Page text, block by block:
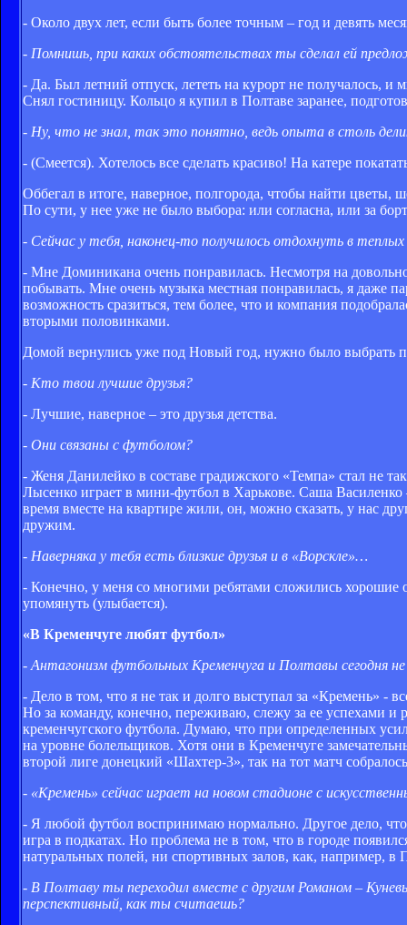
- Около двух лет, если быть более точным – год и девять
- Помнишь, при каких обстоятельствах ты сделал ей
- Да. Был летний отпуск, лететь на курорт не получалось, и
Снял гостиницу. Кольцо я купил в Полтаве заранее,
- Ну, что не знал, так это понятно, ведь опыта в столь
- (Смеется). Хотелось все сделать красиво! На катере
Оббегал в итоге, наверное, полгорода, чтобы найти цветы,
По сути, у нее уже не было выбора: или согласна, или за
- Сейчас у тебя, наконец-то получилось отдохнуть в
- Мне Доминикана очень понравилась. Несмотря на
побывать. Мне очень музыка местная понравилась, я даже
возможность сразиться, тем более, что и компания
вторыми половинками.
Домой вернулись уже под Новый год, нужно было выбрать
- Кто твои лучшие друзья?
- Лучшие, наверное – это друзья детства.
- Они связаны с футболом?
- Женя Данилейко в составе градижского «Темпа» стал не
Лысенко играет в мини-футбол в Харькове. Саша
время вместе на квартире жили, он, можно сказать, у нас
дружим.
- Наверняка у тебя есть близкие друзья и в «Ворскле»…
- Конечно, у меня со многими ребятами сложились хорошие
упомянуть (улыбается).
«В Кременчуге любят футбол»
- Антагонизм футбольных Кременчуга и Полтавы сегодня
- Дело в том, что я не так и долго выступал за «Кремень» -
Но за команду, конечно, переживаю, слежу за ее успехами и
кременчугского футбола. Думаю, что при определенных
на уровне болельщиков. Хотя они в Кременчуге
второй лиге донецкий «Шахтер-3», так на тот матч
- «Кремень» сейчас играет на новом стадионе с
- Я любой футбол воспринимаю нормально. Другое дело,
игра в подкатах. Но проблема не в том, что в городе
натуральных полей, ни спортивных залов, как, например, в
- В Полтаву ты переходил вместе с другим Романом –
перспективный, как ты считаешь?